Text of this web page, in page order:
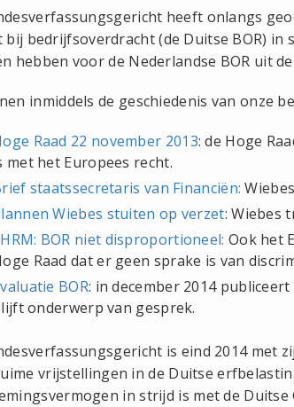
heeft onlangs
bedrijfsoverdracht (de Duitse BOR) in
hebben voor de Nederlandse BOR uit de
inmiddels de geschiedenis van onze
Raad 22 november 2013: de Hoge
met het Europees recht.
staatssecretaris van Financiën:
Wiebes stuiten op verzet: Wiebes
BOR niet disproportioneel: Ook het
Raad dat er geen sprake is van
BOR: in december 2014
onderwerp van gesprek.
is eind 2014 met
vrijstellingen in de Duitse
in strijd is met de